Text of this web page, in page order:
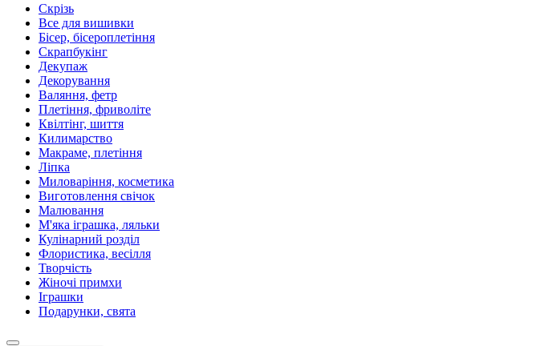
Скрізь
Все для вишивки
Бісер, бісероплетіння
Скрапбукінг
Декупаж
Декорування
Валяння, фетр
Плетіння, фриволіте
Квілтінг, шиття
Килимарство
Макраме, плетіння
Ліпка
Миловаріння, косметика
Виготовлення свічок
Малювання
М'яка іграшка, ляльки
Кулінарний розділ
Флористика, весілля
Творчість
Жіночі примхи
Іграшки
Подарунки, свята